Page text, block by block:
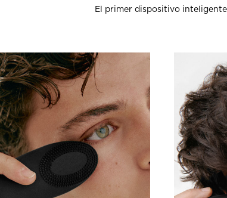
El primer dispositivo